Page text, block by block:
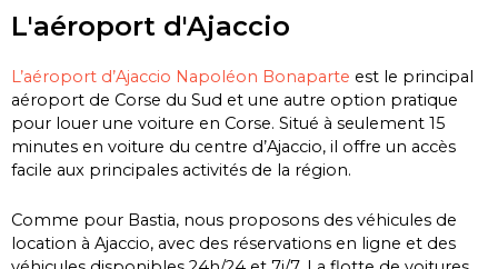
L'aéroport d'Ajaccio
L’aéroport d’Ajaccio Napoléon Bonaparte est le principal
aéroport de Corse du Sud et une autre option pratique
pour louer une voiture en Corse. Situé à seulement 15
minutes en voiture du centre d’Ajaccio, il offre un accès
facile aux principales activités de la région.
Comme pour Bastia, nous proposons des véhicules de
location à Ajaccio, avec des réservations en ligne et des